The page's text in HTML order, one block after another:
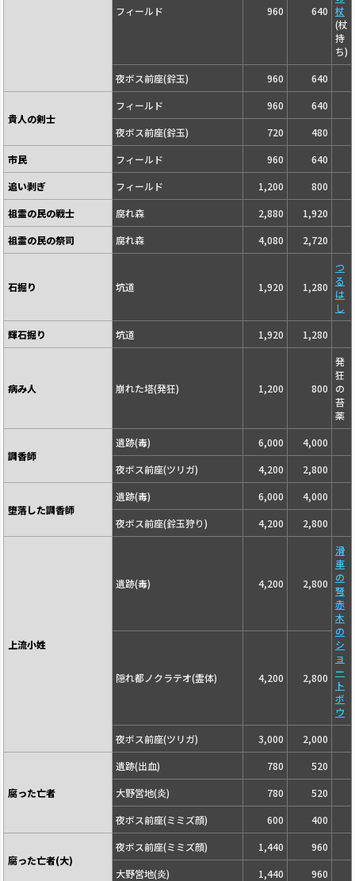
杖
(杖
持
ち)
フィールド 960 640
夜ボス前座(鈴玉) 960 640
貴人の剣士
フィールド 960
640
夜ボス前座(鈴玉)
720
480
市民
フィールド 960
640
追い剥ぎ
フィールド 1,200
800
祖霊の民の戦士
腐れ森 2,880
1,920
祖霊の民の祭司
腐れ森 4,080 2,720
石掘り 坑道 1,920 1,280
つ
る
は
し
輝石掘り
坑道 1,920 1,280
病み人 崩れた塔(発狂) 1,200 800
発
狂
の
苔
薬
調香師
遺跡(毒) 6,000
4,000
夜ボス前座(ツリガ)
4,200 2,800
堕落した調香師
遺跡(毒) 6,000
4,000
夜ボス前座(鈴玉狩り)
4,200 2,800
上流小姓
遺跡(毒) 4,200 2,800
滑
車
の
弩
赤
木
の
シ
ョ
ー
ト
ボ
ウ
隠れ都ノクラテオ(霊体) 4,200 2,800
夜ボス前座(ツリガ) 3,000 2,000
腐った亡者
遺跡(出血) 780
520
大野営地(炎)
780
520
夜ボス前座(ミミズ顔)
600 400
腐った亡者(大)
夜ボス前座(ミミズ顔) 1,440
960
大野営地(炎)
1,440 960